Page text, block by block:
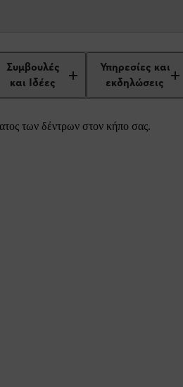
Συμβουλές
και Ιδέες
Υπηρεσίες και
εκδηλώσεις
των δέντρων στον κήπο σας.